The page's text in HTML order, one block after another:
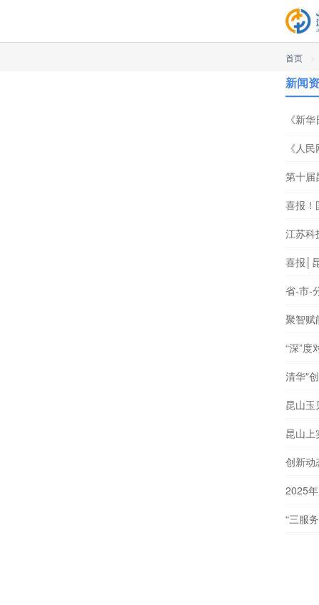
首页
新闻
《新
《人
第十届
喜报！
江苏科
喜报│
省-市-
聚智赋
“深”度
清华"
昆山玉
昆山上
创新动
2025
“三服